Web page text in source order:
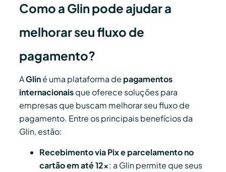
Como a Glin pode ajudar a
melhorar seu fluxo de
pagamento?
AGliné uma plataforma de pagamentos
internacionaisque oferece soluções para
empresas que buscam melhorar seu fluxo de
pagamento. Entre os principais benefícios da
Glin, estão:
Recebimento via Pix e parcelamento no
cartão em até 12x: a Glin permite que seus